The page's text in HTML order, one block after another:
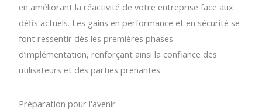
en améliorant la réactivité de votre entreprise face aux
défis actuels. Les gains en performance et en sécurité se
font ressentir dès les premières phases
d’implémentation, renforçant ainsi la confiance des
utilisateurs et des parties prenantes.
Préparation pour l'avenir